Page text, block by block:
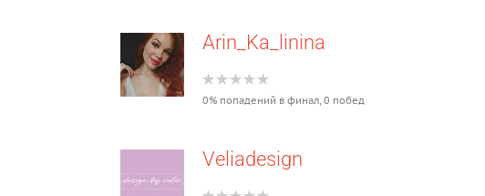
Arin_Ka_linina
0% попадений в финал, 0 побед
Veliadesign